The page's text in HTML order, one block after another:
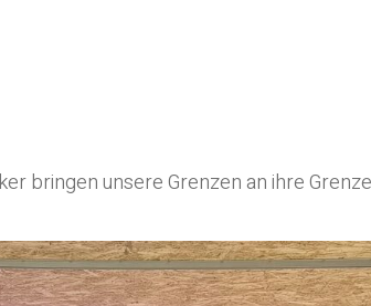
bringen unsere Grenzen an ihre